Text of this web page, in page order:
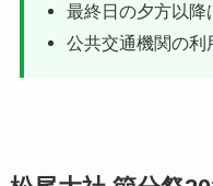
最終日の夕方以降
公共交通機関の利